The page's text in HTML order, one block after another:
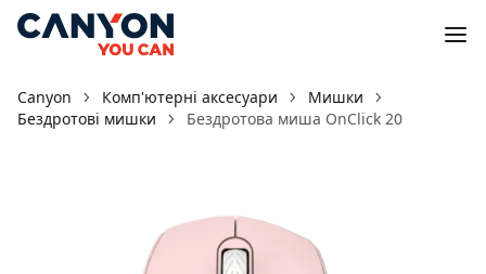
Canyon Комп'ютерні аксесуари
Мишки
Бездротові мишки
Бездротова миша OnClick 20